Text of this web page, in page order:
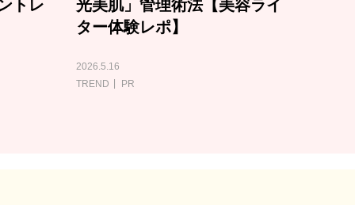
トレ
光美肌」管理術法【美容ライ
ター体験レポ】
2026.5.16
TREND
PR